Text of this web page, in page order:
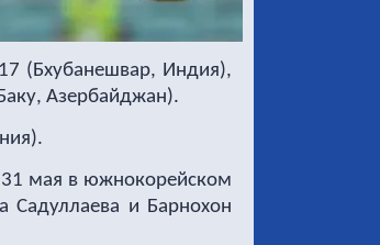
(Бхубанешвар, Индия),
Азербайджан).
31 мая в южнокорейском
Садуллаева и Барнохон